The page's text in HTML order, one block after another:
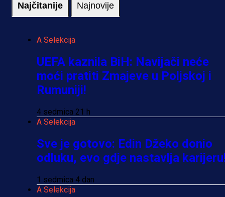
Najčitanije Najnovije
A Selekcija
UEFA kaznila BiH: Navijači neće
moći pratiti Zmajeve u Poljskoj i
Rumuniji!
4 sedmica 21 h
A Selekcija
Sve je gotovo: Edin Džeko donio
odluku, evo gdje nastavlja
1 sedmica 4 dan
A Selekcija